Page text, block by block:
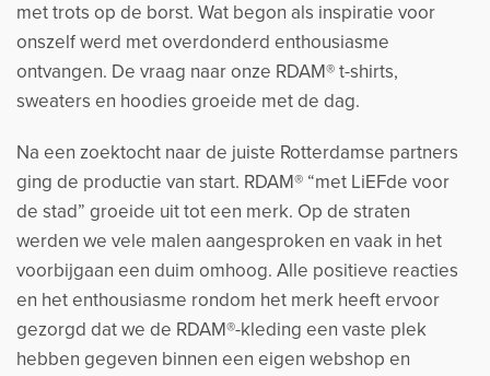
met trots op de borst. Wat begon als inspiratie voor
onszelf werd met overdonderd enthousiasme
ontvangen. De vraag naar onze RDAM® t-shirts,
sweaters en hoodies groeide met de dag.
Na een zoektocht naar de juiste Rotterdamse partners
ging de productie van start. RDAM® “met LiEFde voor
de stad” groeide uit tot een merk. Op de straten
werden we vele malen aangesproken en vaak in het
voorbijgaan een duim omhoog. Alle positieve reacties
en het enthousiasme rondom het merk heeft ervoor
gezorgd dat we de RDAM®-kleding een vaste plek
hebben gegeven binnen een eigen webshop en